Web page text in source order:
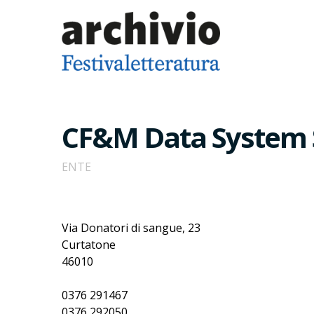
CF&M Data System
ENTE
Via Donatori di sangue, 23
Curtatone
46010
0376 291467